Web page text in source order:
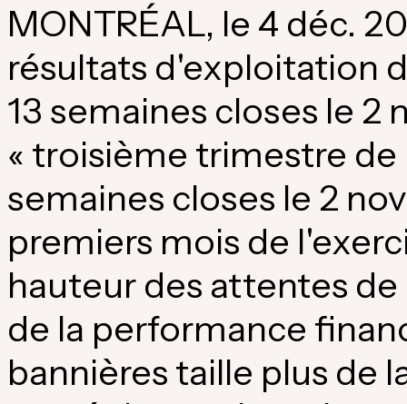
MONTRÉAL, le 4 déc.
résultats d'exploitation
13 semaines closes le 2
« troisième trimestre
semaines closes le 2
premiers mois de
hauteur des attentes
de la performance
bannières taille plus de